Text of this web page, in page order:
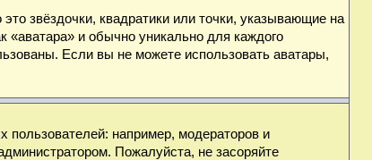
звёздочки, квадратики или точки, указывающие на
«аватара» и обычно уникально для каждого
Если вы не можете использовать аватары,
например, модераторов и
Пожалуйста, не засоряйте